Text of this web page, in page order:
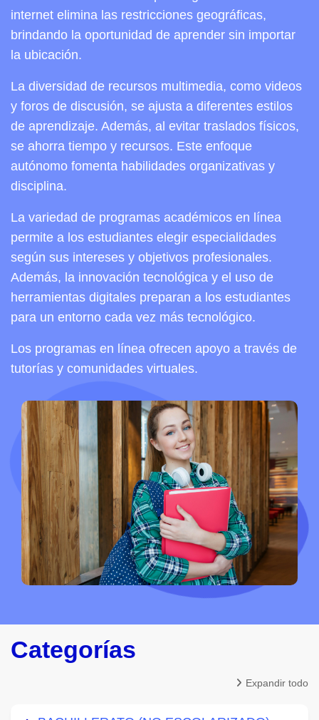
internet elimina las restricciones geográficas,
brindando la oportunidad de aprender sin importar
la ubicación.
La diversidad de recursos multimedia, como videos
y foros de discusión, se ajusta a diferentes estilos
de aprendizaje. Además, al evitar traslados físicos,
se ahorra tiempo y recursos. Este enfoque
autónomo fomenta habilidades organizativas y
disciplina.
La variedad de programas académicos en línea
permite a los estudiantes elegir especialidades
según sus intereses y objetivos profesionales.
Además, la innovación tecnológica y el uso de
herramientas digitales preparan a los estudiantes
para un entorno cada vez más tecnológico.
Los programas en línea ofrecen apoyo a través de
tutorías y comunidades virtuales.
Categorías
Expandir todo